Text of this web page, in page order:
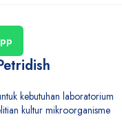
kebutuhan laboratorium
kultur mikroorganisme